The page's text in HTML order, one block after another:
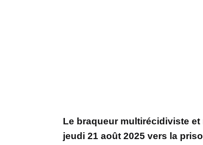
Le braqueur multirécidiviste et
jeudi 21 août 2025 vers la